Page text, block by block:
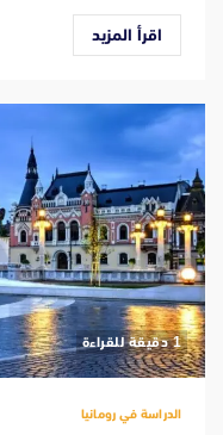
اقرأ المزيد
‫1 دقيقة للقراءة
الدراسة في رومانيا